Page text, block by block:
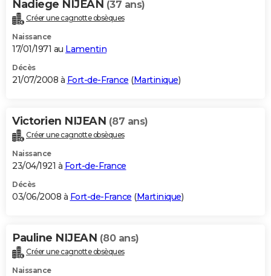
Nadiege NIJEAN (37 ans)
Créer une cagnotte obsèques
Naissance
17/01/1971 au Lamentin
Décès
21/07/2008 à Fort-de-France (Martinique)
Victorien NIJEAN (87 ans)
Créer une cagnotte obsèques
Naissance
23/04/1921 à Fort-de-France
Décès
03/06/2008 à Fort-de-France (Martinique)
Pauline NIJEAN (80 ans)
Créer une cagnotte obsèques
Naissance